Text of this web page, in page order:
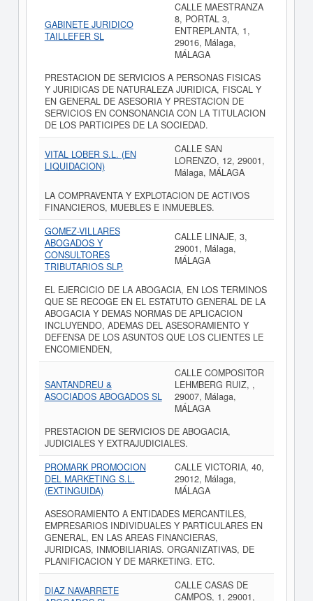
GABINETE JURIDICO
TAILLEFER SL
CALLE MAESTRANZA
8, PORTAL 3,
ENTREPLANTA, 1,
29016, Málaga,
MÁLAGA
PRESTACION DE SERVICIOS A PERSONAS FISICAS
Y JURIDICAS DE NATURALEZA JURIDICA, FISCAL Y
EN GENERAL DE ASESORIA Y PRESTACION DE
SERVICIOS EN CONSONANCIA CON LA TITULACION
DE LOS PARTICIPES DE LA SOCIEDAD.
VITAL LOBER S.L. (EN
LIQUIDACION)
CALLE SAN
LORENZO, 12, 29001,
Málaga, MÁLAGA
LA COMPRAVENTA Y EXPLOTACION DE ACTIVOS
FINANCIEROS, MUEBLES E INMUEBLES.
GOMEZ-VILLARES
ABOGADOS Y
CONSULTORES
TRIBUTARIOS SLP.
CALLE LINAJE, 3,
29001, Málaga,
MÁLAGA
EL EJERCICIO DE LA ABOGACIA, EN LOS TERMINOS
QUE SE RECOGE EN EL ESTATUTO GENERAL DE LA
ABOGACIA Y DEMAS NORMAS DE APLICACION
INCLUYENDO, ADEMAS DEL ASESORAMIENTO Y
DEFENSA DE LOS ASUNTOS QUE LOS CLIENTES LE
ENCOMIENDEN,
SANTANDREU &
ASOCIADOS ABOGADOS SL
CALLE COMPOSITOR
LEHMBERG RUIZ, ,
29007, Málaga,
MÁLAGA
PRESTACION DE SERVICIOS DE ABOGACIA,
JUDICIALES Y EXTRAJUDICIALES.
PROMARK PROMOCION
DEL MARKETING S.L.
(EXTINGUIDA)
CALLE VICTORIA, 40,
29012, Málaga,
MÁLAGA
ASESORAMIENTO A ENTIDADES MERCANTILES,
EMPRESARIOS INDIVIDUALES Y PARTICULARES EN
GENERAL, EN LAS AREAS FINANCIERAS,
JURIDICAS, INMOBILIARIAS. ORGANIZATIVAS, DE
PLANIFICACION Y DE MARKETING. ETC.
DIAZ NAVARRETE
CALLE CASAS DE
CAMPOS, 1, 29001,